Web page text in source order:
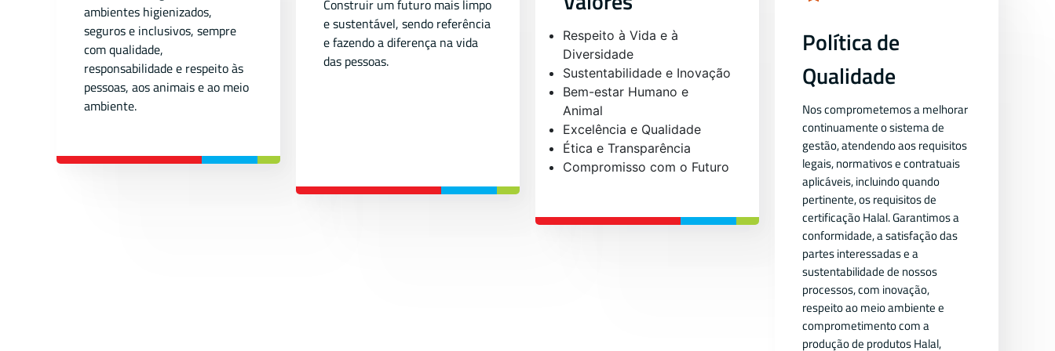
ambientes higienizados,
seguros e inclusivos, sempre
com qualidade,
responsabilidade e respeito às
pessoas, aos animais e ao meio
ambiente.
Construir um futuro mais limpo
e sustentável, sendo referência
e fazendo a diferença na vida
das pessoas.
Respeito à Vida e à
Diversidade
Sustentabilidade e Inovação
Bem-estar Humano e
Animal
Excelência e Qualidade
Ética e Transparência
Compromisso com o Futuro
Política de
Qualidade
Nos comprometemos a melhorar
continuamente o sistema de
gestão, atendendo aos requisitos
legais, normativos e contratuais
aplicáveis, incluindo quando
pertinente, os requisitos de
certificação Halal. Garantimos a
conformidade, a satisfação das
partes interessadas e a
sustentabilidade de nossos
processos, com inovação,
respeito ao meio ambiente e
comprometimento com a
produção de produtos Halal,